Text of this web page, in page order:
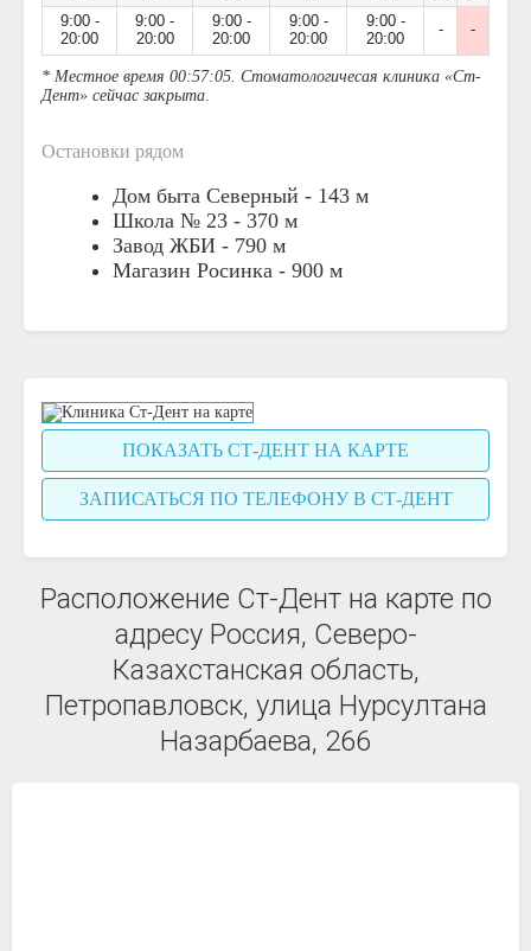
9:00 -
20:00
9:00 -
20:00
9:00 -
20:00
9:00 -
20:00
9:00 -
20:00
- -
* Местное время 00:57:05. Стоматологичесая клиника «Ст-
Дент» сейчас закрыта.
Остановки рядом
Дом быта Северный - 143 м
Школа № 23 - 370 м
Завод ЖБИ - 790 м
Магазин Росинка - 900 м
ПОКАЗАТЬ СТ-ДЕНТ НА КАРТЕ
ЗАПИСАТЬСЯ ПО ТЕЛЕФОНУ В СТ-ДЕНТ
Расположение Ст-Дент на карте по
адресу Россия, Северо-
Казахстанская область,
Петропавловск, улица Нурсултана
Назарбаева, 266